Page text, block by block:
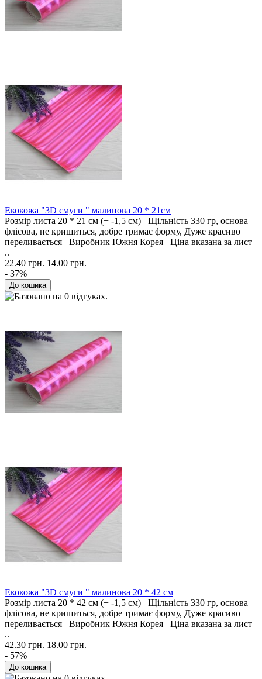
Екокожа "3D смуги " малинова 20 * 21см
Розмір листа 20 * 21 см (+ -1,5 см) Щільність 330 гр, основа
флісова, не кришиться, добре тримає форму, Дуже красиво
переливається Виробник Южня Корея Ціна вказана за лист
..
22.40 грн. 14.00 грн.
- 37%
Екокожа "3D смуги " малинова 20 * 42 см
Розмір листа 20 * 42 см (+ -1,5 см) Щільність 330 гр, основа
флісова, не кришиться, добре тримає форму, Дуже красиво
переливається Виробник Южня Корея Ціна вказана за лист
..
42.30 грн. 18.00 грн.
- 57%